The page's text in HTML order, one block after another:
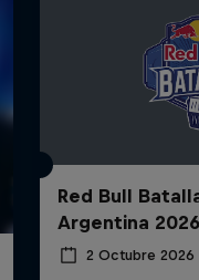
Red Bull
Argentina 2026
2 Octubre 2026